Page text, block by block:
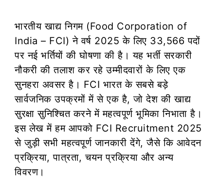
भारतीय खाद्य निगम (Food Corporation of
India – FCI) ने वर्ष 2025 के लिए 33,566 पदों
पर नई भर्तियों की घोषणा की है। यह भर्ती सरकारी
नौकरी की तलाश कर रहे उम्मीदवारों के लिए एक
सुनहरा अवसर है। FCI भारत के सबसे बड़े
सार्वजनिक उपक्रमों में से एक है, जो देश की खाद्य
सुरक्षा सुनिश्चित करने में महत्वपूर्ण भूमिका निभाता है।
इस लेख में हम आपको FCI Recruitment 2025
से जुड़ी सभी महत्वपूर्ण जानकारी देंगे, जैसे कि आवेदन
प्रक्रिया, पात्रता, चयन प्रक्रिया और अन्य
विवरण।